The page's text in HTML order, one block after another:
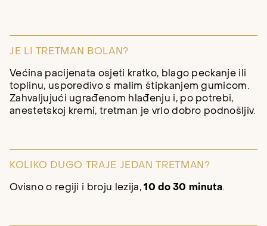
JE LI TRETMAN BOLAN?
Većina pacijenata osjeti kratko, blago peckanje ili
toplinu, usporedivo s malim štipkanjem gumicom.
Zahvaljujući ugrađenom hlađenju i, po potrebi,
anestetskoj kremi, tretman je vrlo dobro podnošljiv.
KOLIKO DUGO TRAJE JEDAN TRETMAN?
Ovisno o regiji i broju lezija,10 do 30 minuta.